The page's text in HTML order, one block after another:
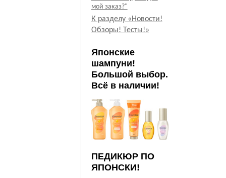
мой заказ?"
К разделу «Новости!
Обзоры! Тесты!»
Японские
шампуни!
Большой выбор.
Всё в наличии!
ПЕДИКЮР ПО
ЯПОНСКИ!